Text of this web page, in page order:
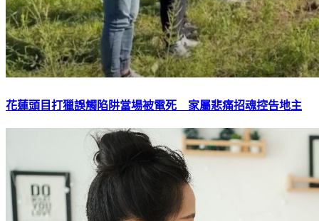
花蓮頭目打獵誤觸陷阱當場被電死 家屬悲痛招魂控告地主